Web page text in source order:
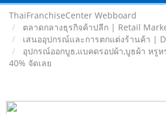
ThaiFranchiseCenter Webboard
ตลาดกลางธุรกิจค้าปลีก | Retail
เสนออุปกรณ์และการตกแต่งร้านค้า |
อุปกรณ์ออกบูธ,แบคดรอปผ้า,บูธผ้า หรูห
40% จัดเลย